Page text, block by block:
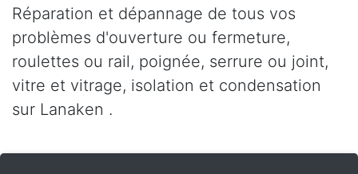
Réparation et dépannage de tous vos
problèmes d'ouverture ou fermeture,
roulettes ou rail, poignée, serrure ou joint,
vitre et vitrage, isolation et condensation
sur Lanaken .